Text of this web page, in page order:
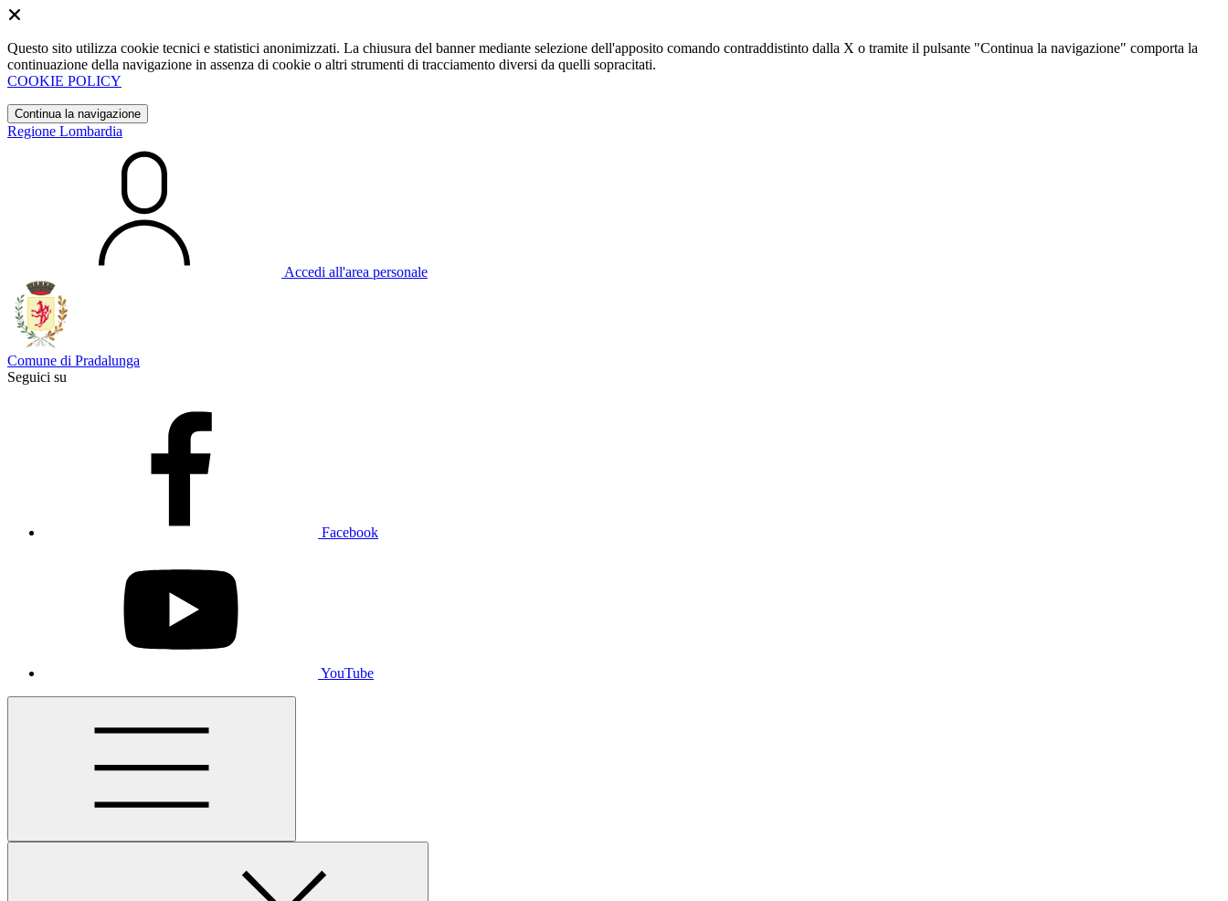
Questo sito utilizza cookie tecnici e statistici anonimizzati. La chiusura del banner mediante selezione dell'apposito comando contraddistinto dalla X o tramite il pulsante "Continua la navigazione" comporta la
continuazione della navigazione in assenza di cookie o altri strumenti di tracciamento diversi da quelli sopracitati.
COOKIE POLICY
Continua la navigazione
Regione Lombardia
Accedi all'area personale
Comune di Pradalunga
Seguici su
Facebook
YouTube